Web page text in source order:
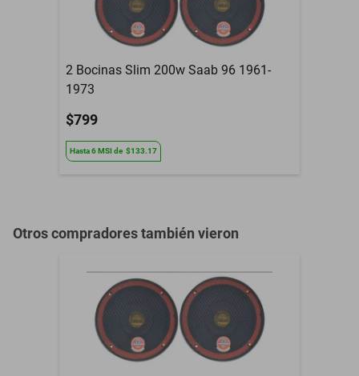
Garantía con Proveedor 3 Meses
2 Bocinas Slim 200w Saab 96 1961-
1973
$799
Hasta6 MSI de $133.17
Otros compradores también vieron